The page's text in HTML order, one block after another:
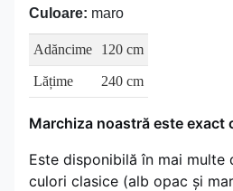
Culoare: maro
Adăncime 120 cm
Lățime 240 cm
Marchiza noastră este exact
Este disponibilă în mai multe
culori clasice (alb opac și